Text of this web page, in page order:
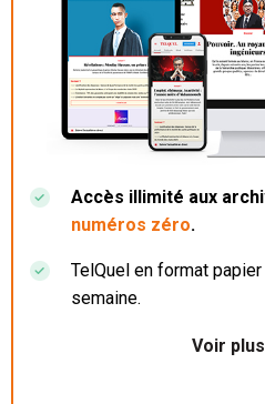
Accès illimité aux
numéros zéro.
TelQuel en format
semaine.
Nos articles en illimité
Voir plus